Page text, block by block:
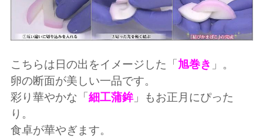
こちらは日の出をイメージした「旭巻き 」。
卵の断面が美しい一品です。
彩り華やかな「細工蒲鉾」もお正月にぴった
り。
食卓が華やぎます。